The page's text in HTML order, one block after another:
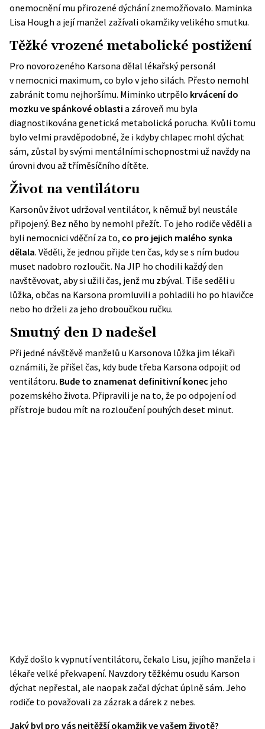
onemocnění mu přirozené dýchání znemožňovalo. Maminka
Lisa Hough a její manžel zažívali okamžiky velikého smutku.
Těžké vrozené metabolické postižení
Pro novorozeného Karsona dělal lékařský personál
vnemocnici maximum, co bylo v jeho silách. Přesto nemohl
zabránit tomu nejhoršímu. Miminko utrpělo krvácení do
mozku ve spánkové oblasti a zároveň mu byla
diagnostikována genetická metabolická porucha. Kvůli tomu
bylo velmi pravděpodobné, že i kdyby chlapec mohl dýchat
sám, zůstal by svými mentálními schopnostmi už navždy na
úrovni dvou až tříměsíčního dítěte.
Život na ventilátoru
Karsonův život udržoval ventilátor, k němuž byl neustále
připojený. Bez něho by nemohl přežít. To jeho rodiče věděli a
byli nemocnici vděční za to, co pro jejich malého synka
dělala. Věděli, že jednou přijde ten čas, kdy se s ním budou
muset nadobro rozloučit. Na JIP ho chodili každý den
navštěvovat, aby si užili čas, jenž mu zbýval. Tiše seděli u
lůžka, občas na Karsona promluvili a pohladili ho po hlavičce
nebo ho drželi za jeho droboučkou ručku.
Smutný den D nadešel
Při jedné návštěvě manželů u Karsonova lůžka jim lékaři
oznámili, že přišel čas, kdy bude třeba Karsona odpojit od
ventilátoru. Bude to znamenat definitivní konec jeho
pozemského života. Připravili je na to, že po odpojení od
přístroje budou mít na rozloučení pouhých deset minut.
Když došlo k vypnutí ventilátoru, čekalo Lisu, jejího manžela i
lékaře velké překvapení. Navzdory těžkému osudu Karson
dýchat nepřestal, ale naopak začal dýchat úplně sám. Jeho
rodiče to považovali za zázrak a dárek z nebes.
Jaký byl pro vás nejtěžší okamžik ve vašem životě?